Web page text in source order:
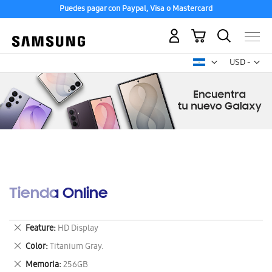
Puedes pagar con Paypal, Visa o Mastercard
USD -
dólar
Mi carrito
Tienda Online
Feature HD Display
Eliminar
este
artículo
Color Titanium Gray.
Eliminar
este
Memoria 256GB
Eliminar